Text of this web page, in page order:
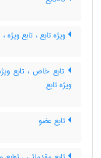
ویژه تابع ، تابع
تابع خاص ، تابع
ویژه تابع
تابع عضو